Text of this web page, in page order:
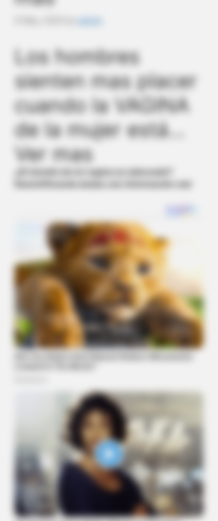
Los hombres
sienten mas placer
cuando la VAGINA
de la mujer está…
Ver mas